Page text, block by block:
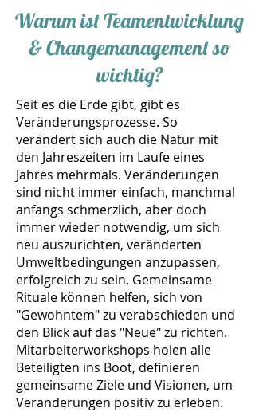
Warum ist Teamentwicklung
& Changemanagement so
wichtig?
Seit es die Erde gibt, gibt es
Veränderungsprozesse. So
verändert sich auch die Natur mit
den Jahreszeiten im Laufe eines
Jahres mehrmals. Veränderungen
sind nicht immer einfach, manchmal
anfangs schmerzlich, aber doch
immer wieder notwendig, um sich
neu auszurichten, veränderten
Umweltbedingungen anzupassen,
erfolgreich zu sein. Gemeinsame
Rituale können helfen, sich von
"Gewohntem" zu verabschieden und
den Blick auf das "Neue" zu richten.
Mitarbeiterworkshops holen alle
Beteiligten ins Boot, definieren
gemeinsame Ziele und Visionen, um
Veränderungen positiv zu erleben.